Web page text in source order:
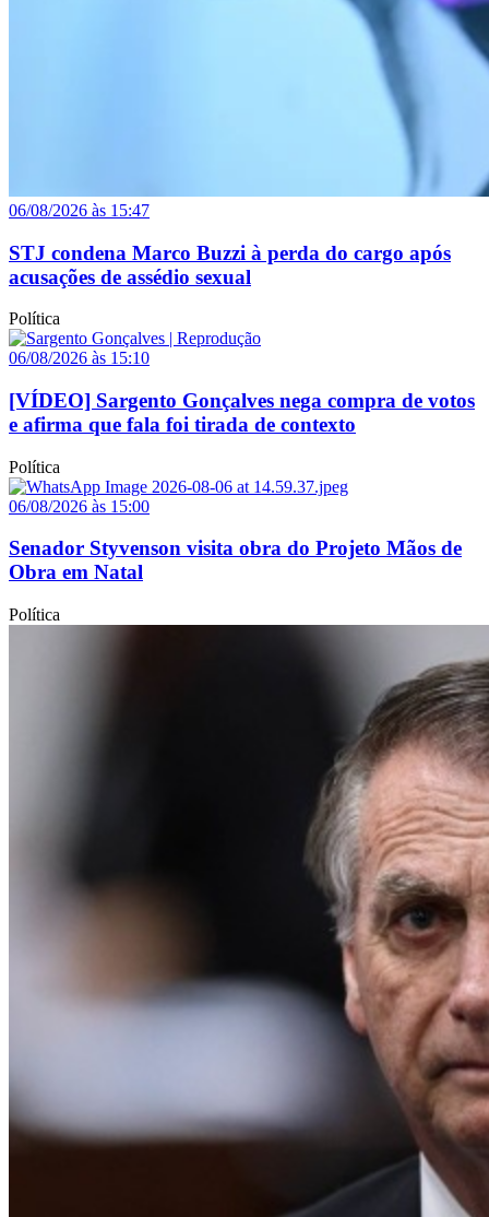
06/08/2026 às 15:47
STJ condena Marco Buzzi à perda do cargo após
acusações de assédio sexual
Política
06/08/2026 às 15:10
[VÍDEO] Sargento Gonçalves nega compra de votos
e afirma que fala foi tirada de contexto
Política
06/08/2026 às 15:00
Senador Styvenson visita obra do Projeto Mãos de
Obra em Natal
Política